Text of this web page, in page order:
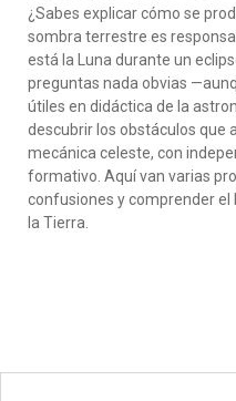
¿Sabes explicar cómo se
sombra terrestre es
está la Luna durante un
preguntas nada obvias —
útiles en didáctica de la
descubrir los obstáculos que
mecánica celeste, con
formativo. Aquí van varias
confusiones y comprender el
la Tierra
Suscribirse a